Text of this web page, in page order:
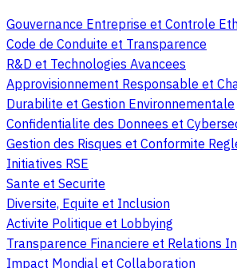
Gouvernance Entreprise et Controle
Code de Conduite et Transparence
R&D et Technologies Avancees
Approvisionnement Responsable et
Durabilite et Gestion Environnementale
Confidentialite des Donnees et
Gestion des Risques et Conformite
Initiatives RSE
Sante et Securite
Diversite, Equite et Inclusion
Activite Politique et Lobbying
Transparence Financiere et Relations
Impact Mondial et Collaboration